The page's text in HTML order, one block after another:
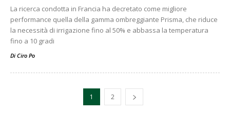
La ricerca condotta in Francia ha decretato come migliore
performance quella della gamma ombreggiante Prisma, che riduce
la necessità di irrigazione fino al 50% e abbassa la temperatura
fino a 10 gradi
Di Ciro Po
1 2